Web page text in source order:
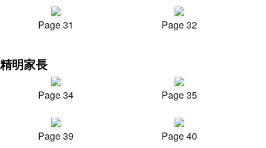
Page 31 Page 32
精明家長
Page 34 Page 35
Page 39 Page 40